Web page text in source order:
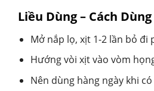
Liều Dùng – Cách Dùng
Mở nắp lọ, xịt 1-2 lần bỏ
Hướng vòi xịt vào vòm
Nên dùng hàng ngày khi